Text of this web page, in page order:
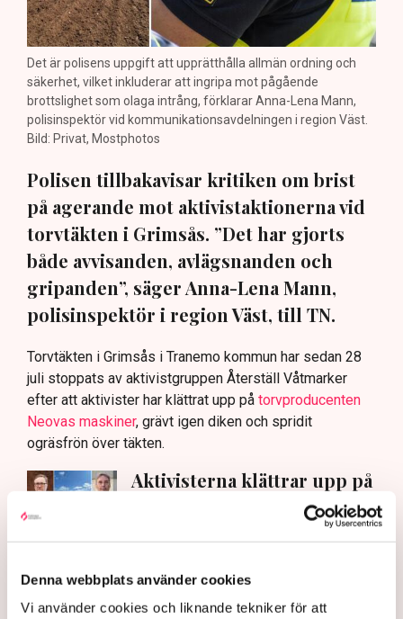
Denna webbplats använder cookies
Vi använder cookies och liknande tekniker för att
Det är polisens uppgift att upprätthålla allmän ordning och
säkerhet, vilket inkluderar att ingripa mot pågående
brottslighet som olaga intrång, förklarar Anna-Lena Mann,
polisinspektör vid kommunikationsavdelningen i region Väst.
Bild: Privat, Mostphotos
Polisen tillbakavisar kritiken om brist
på agerande mot aktivistaktionerna vid
torvtäkten i Grimsås. ”Det har gjorts
både avvisanden, avlägsnanden och
gripanden”, säger Anna-Lena Mann,
polisinspektör i region Väst, till TN.
Torvtäkten i Grimsås i Tranemo kommun har sedan 28
juli stoppats av aktivistgruppen Återställ Våtmarker
efter att aktivister har klättrat upp på torvproducenten
Neovas maskiner, grävt igen diken och spridit
ogräsfrön över täkten.
Aktivisterna klättrar upp på
maskiner – polisen kan inte
avvisa dem: ”Upptrappning
på helt ny nivå”
AI-sammanfattning